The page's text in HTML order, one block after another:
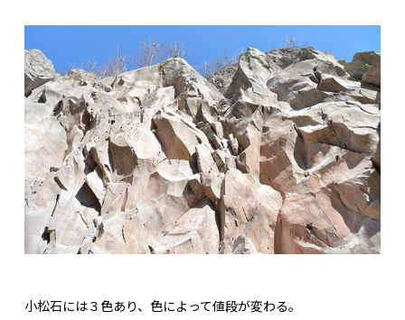
小松石には３色あり、色によって値段が変わる。